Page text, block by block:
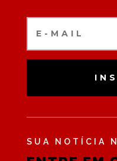
SUA NOTÍCIA